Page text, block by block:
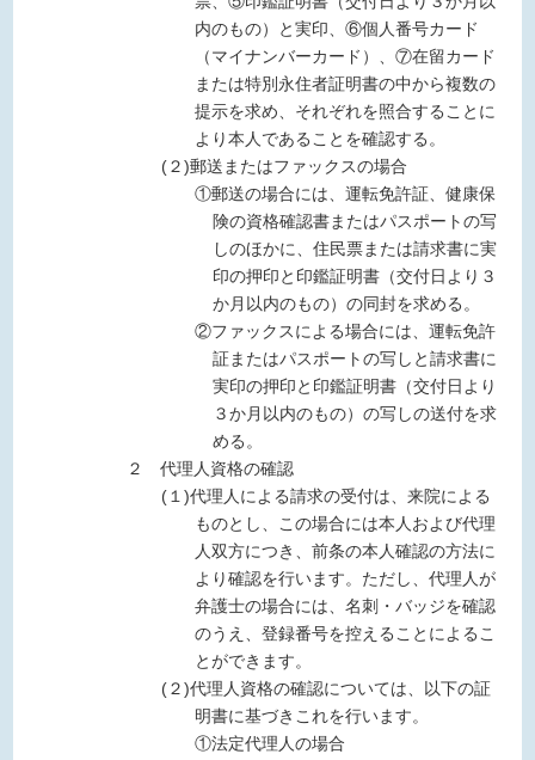
内のもの）と実印、⑥個人番号カード
（マイナンバーカード）、⑦在留カード
または特別永住者証明書の中から複数の
提示を求め、それぞれを照合することに
より本人であることを確認する。
(２)郵送またはファックスの場合
①郵送の場合には、運転免許証、健康保
険の資格確認書またはパスポートの写
しのほかに、住民票または請求書に実
印の押印と印鑑証明書（交付日より３
か月以内のもの）の同封を求める。
②ファックスによる場合には、運転免許
証またはパスポートの写しと請求書に
実印の押印と印鑑証明書（交付日より
３か月以内のもの）の写しの送付を求
める。
２ 代理人資格の確認
(１)代理人による請求の受付は、来院による
ものとし、この場合には本人および代理
人双方につき、前条の本人確認の方法に
より確認を行います。ただし、代理人が
弁護士の場合には、名刺・バッジを確認
のうえ、登録番号を控えることによるこ
とができます。
(２)代理人資格の確認については、以下の証
明書に基づきこれを行います。
①法定代理人の場合